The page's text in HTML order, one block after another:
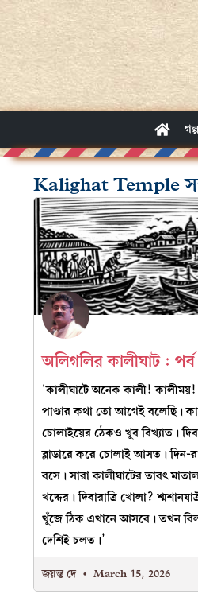
Kalighat Temple
অলিগলির কালীঘাট :
‘কালীঘাটে অনেক কালী!
পাণ্ডার কথা তো আগেই বলেছি।
চোলাইয়ের ঠেকও খুব বিখ্যাত।
ব্লাডারে করে চোলাই আসত।
বসে। সারা কালীঘাটের তাবৎ
খদ্দের। দিবারাত্রি খোলা?
খুঁজে ঠিক এখানে আসবে। তখন
দেশিই চলত।’
জয়ন্ত দে
March 15, 2026